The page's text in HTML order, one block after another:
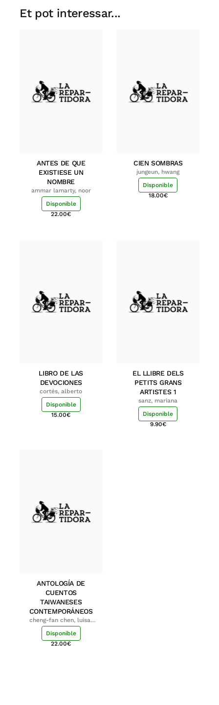
Et pot interessar...
ANTES DE QUE
EXISTIESE UN
NOMBRE
ammar lamarty, noor
Disponible
22.00€
CIEN SOMBRAS
jungeun, hwang
Disponible
18.00€
LIBRO DE LAS
DEVOCIONES
cortés, alberto
Disponible
15.00€
EL LLIBRE DELS
PETITS GRANS
ARTISTES 1
sanz, mariana
Disponible
9.90€
ANTOLOGÍA DE
CUENTOS
TAIWANESES
CONTEMPORÁNEOS
cheng-fan chen, luisa;
shu-ying chang, luisa
Disponible
22.00€